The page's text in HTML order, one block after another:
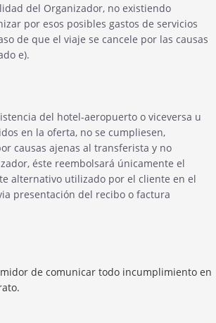
del Organizador, no existiendo
por esos posibles gastos de servicios
de que el viaje se cancele por las causas
e).
del hotel-aeropuerto o viceversa u
en la oferta, no se cumpliesen,
causas ajenas al transferista y no
éste reembolsará únicamente el
alternativo utilizado por el cliente en el
presentación del recibo o factura
de comunicar todo incumplimiento en